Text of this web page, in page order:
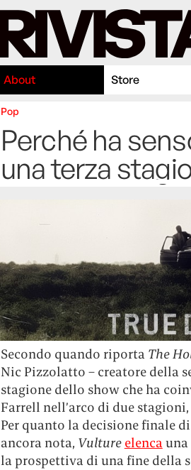
About Store
Pop
Perché ha
una terza
Secondo quando riporta The
Nic Pizzolatto – creatore della
stagione dello show che ha
Farrell nell’arco di due
Per quanto la decisione finale
ancora nota, Vulture elencauna
la prospettiva di una fine della